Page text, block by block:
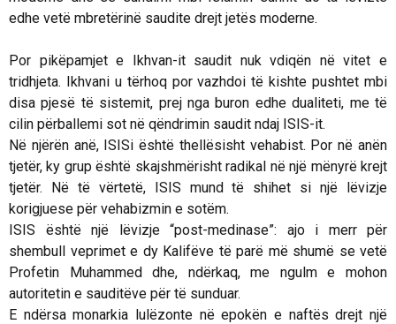
edhe vetë mbretërinë saudite drejt jetës moderne.
Por pikëpamjet e Ikhvan-it saudit nuk vdiqën në vitet e
tridhjeta. Ikhvani u tërhoq por vazhdoi të kishte pushtet mbi
disa pjesë të sistemit, prej nga buron edhe dualiteti, me të
cilin përballemi sot në qëndrimin saudit ndaj ISIS-it.
Në njërën anë, ISISi është thellësisht vehabist. Por në anën
tjetër, ky grup është skajshmërisht radikal në një mënyrë krejt
tjetër. Në të vërtetë, ISIS mund të shihet si një lëvizje
korigjuese për vehabizmin e sotëm.
ISIS është një lëvizje “post-medinase”: ajo i merr për
shembull veprimet e dy Kalifëve të parë më shumë se vetë
Profetin Muhammed dhe, ndërkaq, me ngulm e mohon
autoritetin e sauditëve për të sunduar.
E ndërsa monarkia lulëzonte në epokën e naftës drejt një